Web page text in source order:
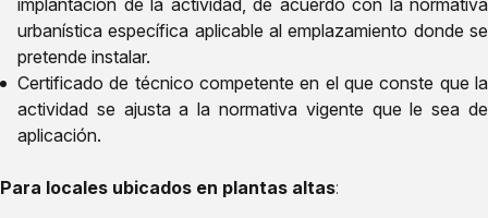
urbanística específica aplicable al emplazamiento donde se
pretende instalar.
Certificado de técnico competente en el que conste que la
actividad se ajusta a la normativa vigente que le sea de
aplicación.
Para locales ubicados en plantas altas: